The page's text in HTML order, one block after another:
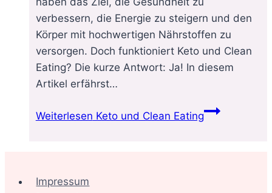
verbessern, die Energie zu steigern und den
Körper mit hochwertigen Nährstoffen zu
versorgen. Doch funktioniert Keto und Clean
Eating? Die kurze Antwort: Ja! In diesem
Artikel erfährst…
Weiterlesen Keto und Clean Eating
Impressum